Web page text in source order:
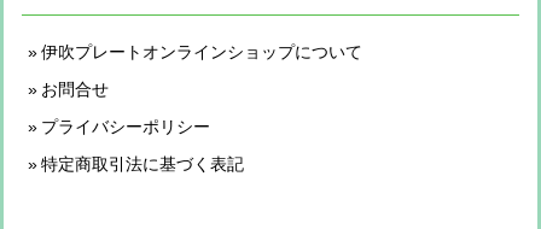
伊吹プレートオンラインショップについて
お問合せ
プライバシーポリシー
特定商取引法に基づく表記